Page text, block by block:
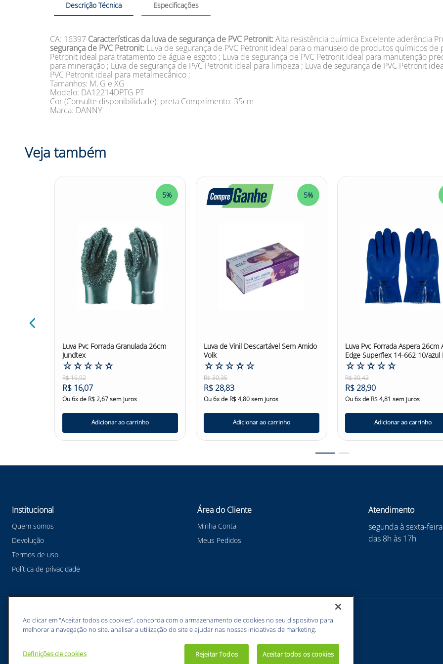
Descrição Técnica Especificações
CA: 16397 Características da luva de segurança de PVC Petronit: Alta resistência química Excelente aderência
segurança de PVC Petronit: Luva de segurança de PVC Petronit ideal para o manuseio de produtos químicos de
Petronit ideal para tratamento de água e esgoto ; Luva de segurança de PVC Petronit ideal para manutenção
para mineração ; Luva de segurança de PVC Petronit ideal para limpeza ; Luva de segurança de PVC Petronit
PVC Petronit ideal para metalmecânico ;
Tamanhos: M, G e XG
Modelo: DA12214DPTG PT
Cor (Consulte disponibilidade): preta Comprimento: 35cm
Marca: DANNY
Veja também
5%
Luva Pvc Forrada Granulada 26cm
Jundtex
☆☆☆☆☆
R$16,92
R$ 16,07
Ou6x de R$ 2,67sem juros
Adicionar ao carrinho
5%
Luva de Vinil Descartável Sem Amido
Volk
☆☆☆☆☆
R$30,35
R$28,83
Ou6x de R$4,80sem juros
Adicionar ao carrinho
Luva Pvc Forrada Aspera 26cm
Edge Superflex 14-662 10/azul
☆☆☆☆☆
R$30,42
R$28,90
Ou6x de R$4,81 sem juros
Adicionar ao carrinho
Institucional
Quem somos
Devolução
Termos de uso
Política de privacidade
Área do Cliente
Minha Conta
Meus Pedidos
Atendimento
segunda à sexta-feira
das 8h às 17h
Meios de pagamentos
Ao clicar em "Aceitar todos os cookies", concorda com o armazenamento de cookies no seu dispositivo para
melhorar a navegação no site, analisar a utilização do site e ajudar nas nossas iniciativas de marketing.
Definições de cookies Rejeitar Todos Aceitar todos os cookies